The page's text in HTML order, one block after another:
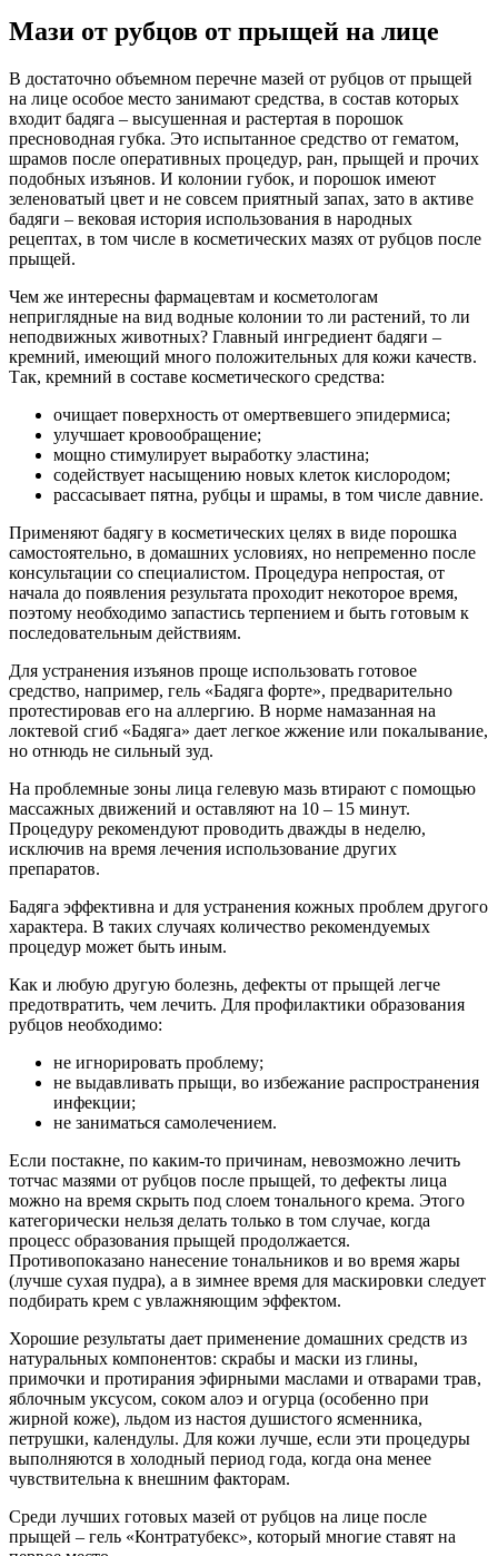
Мази от рубцов от прыщей на лице
В достаточно объемном перечне мазей от рубцов от прыщей
на лице особое место занимают средства, в состав которых
входит бадяга – высушенная и растертая в порошок
пресноводная губка. Это испытанное средство от гематом,
шрамов после оперативных процедур, ран, прыщей и прочих
подобных изъянов. И колонии губок, и порошок имеют
зеленоватый цвет и не совсем приятный запах, зато в активе
бадяги – вековая история использования в народных
рецептах, в том числе в косметических мазях от рубцов после
прыщей.
Чем же интересны фармацевтам и косметологам
неприглядные на вид водные колонии то ли растений, то ли
неподвижных животных? Главный ингредиент бадяги –
кремний, имеющий много положительных для кожи качеств.
Так, кремний в составе косметического средства:
очищает поверхность от омертвевшего эпидермиса;
улучшает кровообращение;
мощно стимулирует выработку эластина;
содействует насыщению новых клеток кислородом;
рассасывает пятна, рубцы и шрамы, в том числе давние.
Применяют бадягу в косметических целях в виде порошка
самостоятельно, в домашних условиях, но непременно после
консультации со специалистом. Процедура непростая, от
начала до появления результата проходит некоторое время,
поэтому необходимо запастись терпением и быть готовым к
последовательным действиям.
Для устранения изъянов проще использовать готовое
средство, например, гель «Бадяга форте», предварительно
протестировав его на аллергию. В норме намазанная на
локтевой сгиб «Бадяга» дает легкое жжение или покалывание,
но отнюдь не сильный зуд.
На проблемные зоны лица гелевую мазь втирают с помощью
массажных движений и оставляют на 10 – 15 минут.
Процедуру рекомендуют проводить дважды в неделю,
исключив на время лечения использование других
препаратов.
Бадяга эффективна и для устранения кожных проблем другого
характера. В таких случаях количество рекомендуемых
процедур может быть иным.
Как и любую другую болезнь, дефекты от прыщей легче
предотвратить, чем лечить. Для профилактики образования
рубцов необходимо:
не игнорировать проблему;
не выдавливать прыщи, во избежание распространения
инфекции;
не заниматься самолечением.
Если постакне, по каким-то причинам, невозможно лечить
тотчас мазями от рубцов после прыщей, то дефекты лица
можно на время скрыть под слоем тонального крема. Этого
категорически нельзя делать только в том случае, когда
процесс образования прыщей продолжается.
Противопоказано нанесение тональников и во время жары
(лучше сухая пудра), а в зимнее время для маскировки следует
подбирать крем с увлажняющим эффектом.
Хорошие результаты дает применение домашних средств из
натуральных компонентов: скрабы и маски из глины,
примочки и протирания эфирными маслами и отварами трав,
яблочным уксусом, соком алоэ и огурца (особенно при
жирной коже), льдом из настоя душистого ясменника,
петрушки, календулы. Для кожи лучше, если эти процедуры
выполняются в холодный период года, когда она менее
чувствительна к внешним факторам.
Среди лучших готовых мазей от рубцов на лице после
прыщей – гель «Контратубекс», который многие ставят на